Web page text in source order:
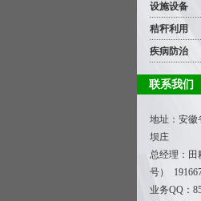
设施设备
秸秆利用
疾病防治
联系我们
地址：安徽
坝庄
总经理：田
号）
业务QQ：